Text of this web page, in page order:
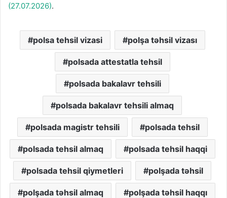
(27.07.2026).
polsa tehsil vizasi polşa təhsil vizası
polsada attestatla tehsil
polsada bakalavr tehsili
polsada bakalavr tehsili almaq
polsada magistr tehsili polsada tehsil
polsada tehsil almaq polsada tehsil haqqi
polsada tehsil qiymetleri polşada təhsil
polşada təhsil almaq polşada təhsil haqqı